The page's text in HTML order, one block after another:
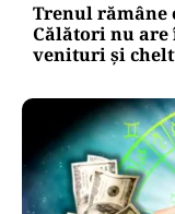
Trenul rămâne
Călători nu are
venituri și